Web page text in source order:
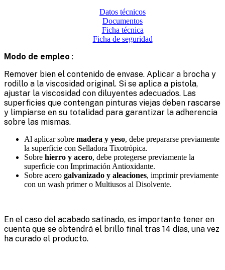
Datos técnicos
Documentos
Ficha técnica
Ficha de seguridad
Modo de empleo :
Remover bien el contenido de envase. Aplicar a brocha y
rodillo a la viscosidad original. Si se aplica a pistola,
ajustar la viscosidad con diluyentes adecuados. Las
superficies que contengan pinturas viejas deben rascarse
y limpiarse en su totalidad para garantizar la adherencia
sobre las mismas.
Al aplicar sobre madera y yeso, debe prepararse previamente
la superficie con Selladora Tixotrópica.
Sobre hierro y acero, debe protegerse previamente la
superficie con Imprimación Antioxidante.
Sobre acero galvanizado y aleaciones, imprimir previamente
con un wash primer o Multiusos al Disolvente.
En el caso del acabado satinado, es importante tener en
cuenta que se obtendrá el brillo final tras 14 días, una vez
ha curado el producto.